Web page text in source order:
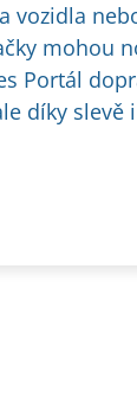
vozidla
mohou
Portál
díky slevě